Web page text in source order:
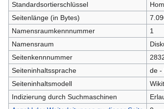
Standardsortierschlüssel
Seitenlänge (in Bytes)
Namensraumkennnummer
1
Namensraum
Seitenkennnummer
Seiteninhaltssprache
de -
Seiteninhaltsmodell
Indizierung durch Suchmaschinen